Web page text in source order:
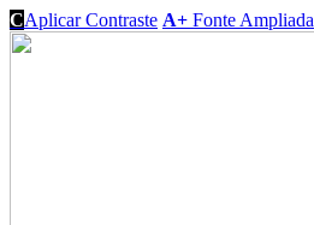
CAplicar Contraste A+ Fonte Ampliada